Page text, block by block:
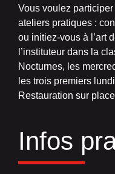
Vous voulez
ateliers pratiques :
ou initiez-vous à l’art
l’instituteur dans la
Nocturnes, les
les trois premiers
Restauration sur
Infos